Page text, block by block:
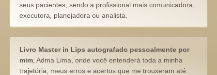
seus pacientes, sendo a profissional mais comunicadora,
executora, planejadora ou analista.
Livro Master in Lips autografado pessoalmente por
mim, Adma Lima, onde você entenderá toda a minha
trajetória, meus erros e acertos que me trouxeram até